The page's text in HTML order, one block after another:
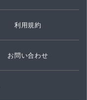
利用規約
お問い合わせ